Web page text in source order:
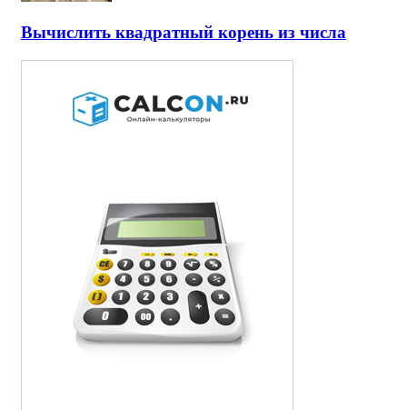
Вычислить квадратный корень из числа